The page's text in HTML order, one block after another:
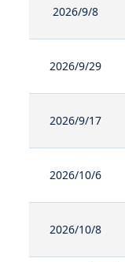
2026/9/8
2026/9/29
2026/9/17
2026/10/6
2026/10/8